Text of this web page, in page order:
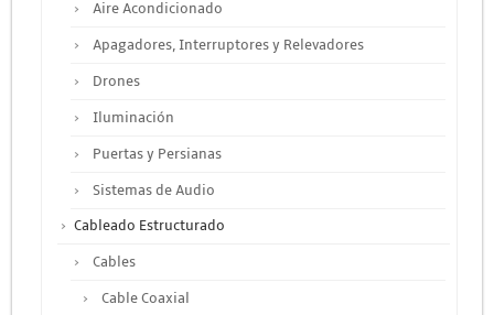
Aire Acondicionado
Apagadores, Interruptores y Relevadores
Drones
Iluminación
Puertas y Persianas
Sistemas de Audio
Cableado Estructurado
Cables
Cable Coaxial